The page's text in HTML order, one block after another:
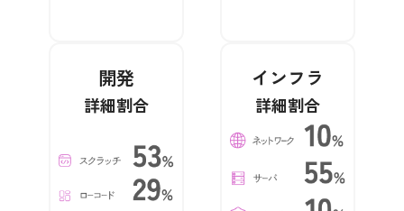
開発
詳細割合
インフラ
詳細割合